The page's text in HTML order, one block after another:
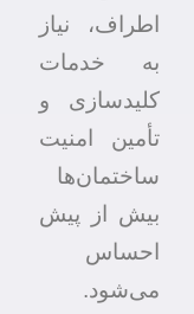
اطراف، نیاز
به خدمات
کلیدسازی و
تأمین امنیت
ساختمان‌ها
بیش از پیش
احساس
می‌شود.